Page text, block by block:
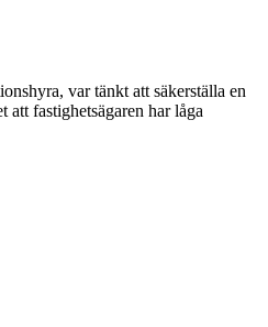
var tänkt att säkerställa en
fastighetsägaren har låga